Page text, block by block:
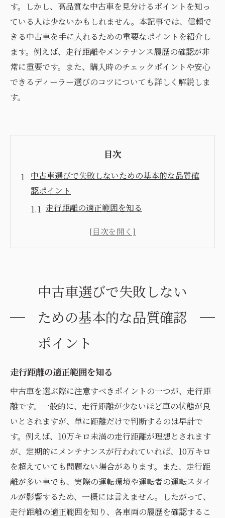
す。しかし、高品質な中古車を見分けるポイントを知っ
ている人は少ないかもしれません。本記事では、信頼で
きる中古車を手に入れるための重要なポイントを紹介し
ます。例えば、走行距離やメンテナンス履歴の確認が非
常に重要です。また、購入時のチェックポイントや安心
できるディーラー選びのコツについても詳しく解説しま
す。
目次
中古車選びで失敗しないための基本的な品質確
認ポイント
走行距離の適正範囲を知る
認
試乗で確認すべきポイント
プロが教える高品質な中古車の見極め方とは
初めての中古車選びでの失敗を防ぐ
中古車市場のトレンドを知る
安心のための第三者機関の利用
専門家による査定のメリット
直感を大事にする中古車選び
走行距離とメンテナンス履歴が示す中古車の本
当の価値
走行距離の信頼性を見極める
メンテナンス履歴の確認方法
維持費を考慮した中古車の選び方
中古車選びで失敗しない
ための基本的な品質確認
ポイント
走行距離の適正範囲を知る
中古車を選ぶ際に注意すべきポイントの一つが、走行距
離です。一般的に、走行距離が少ないほど車の状態が良
いとされますが、単に距離だけで判断するのは早計で
す。例えば、10万キロ未満の走行距離が理想とされます
が、定期的にメンテナンスが行われていれば、10万キロ
を超えていても問題ない場合があります。また、走行距
離が多い車でも、実際の運転環境や運転者の運転スタイ
ルが影響するため、一概には言えません。したがって、
走行距離の適正範囲を知り、各車両の履歴を確認するこ